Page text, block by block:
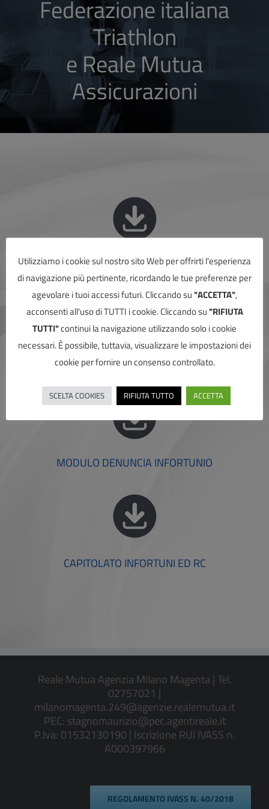
Federazione italiana
Triathlon
e Reale Mutua
Assicurazioni
NORME DA SEGUIRE IN CASO DI SINISTRO
MODULO DENUNCIA RCT
MODULO DENUNCIA INFORTUNIO
CAPITOLATO INFORTUNI ED RC
Reale Mutua Agenzia Milano Magenta | Tel.
02757021 |
milanomagenta.249@agenzie.realemutua.it
PEC: stagnomaurizio@pec.agentireale.it
P.Iva: 01532130190 | Iscrizione RUI IVASS n.
A000397966
REGOLAMENTO IVASS N. 40/2018
Utilizziamo i cookie sul nostro sito Web per offrirti l'esperienza
di navigazione più pertinente, ricordando le tue preferenze per
agevolare i tuoi accessi futuri. Cliccando su"ACCETTA",
acconsenti all'uso di TUTTI i cookie. Cliccando su"RIFIUTA
TUTTI"continui la navigazione utilizzando solo i cookie
necessari. È possibile, tuttavia, visualizzare le impostazioni dei
cookie per fornire un consenso controllato.
SCELTA COOKIES RIFIUTA TUTTO ACCETTA